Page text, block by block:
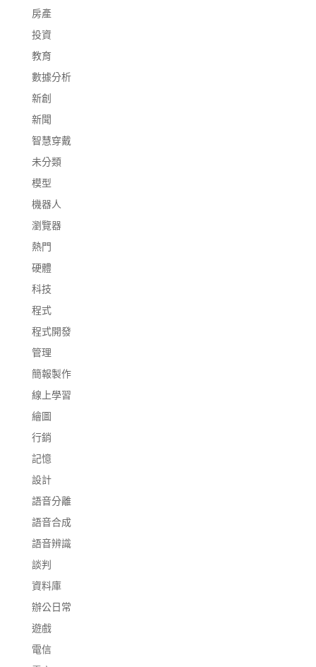
房產
投資
教育
數據分析
新創
新聞
智慧穿戴
未分類
模型
機器人
瀏覽器
熱門
硬體
科技
程式
程式開發
管理
簡報製作
線上學習
繪圖
行銷
記憶
設計
語音分離
語音合成
語音辨識
談判
資料庫
辦公日常
遊戲
電信